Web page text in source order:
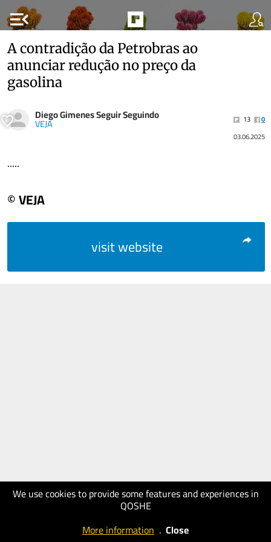
menu_open
We use cookies to provide some features and experiences in
QOSHE
More information . Close
A contradição da Petrobras ao
anunciar redução no preço da
gasolina
Diego Gimenes Seguir Seguindo
VEJA 13
0
03.06.2025
.....
© VEJA
visit website